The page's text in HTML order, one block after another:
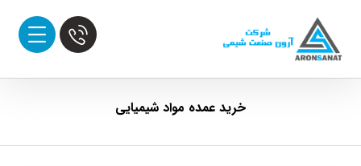
خرید عمده مواد شیمیایی